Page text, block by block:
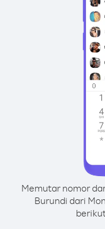
Memutar nomor
Burundi dari